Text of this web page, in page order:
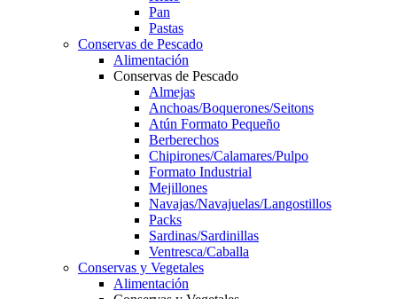
Pan
Pastas
Conservas de Pescado
Alimentación
Conservas de Pescado
Almejas
Anchoas/Boquerones/Seitons
Atún Formato Pequeño
Berberechos
Chipirones/Calamares/Pulpo
Formato Industrial
Mejillones
Navajas/Navajuelas/Langostillos
Packs
Sardinas/Sardinillas
Ventresca/Caballa
Conservas y Vegetales
Alimentación